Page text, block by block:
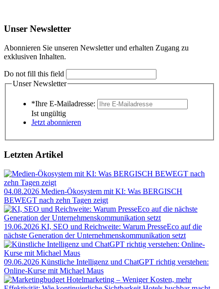
Unser Newsletter
Abonnieren Sie unseren Newsletter und erhalten Zugang zu
exklusiven Inhalten.
Do not fill this field
Unser Newsletter
*Ihre E-Mailadresse:
Ist ungültig
Jetzt abonnieren
Letzten Artikel
04.08.2026 Medien-Ökosystem mit KI: Was BERGISCH
BEWEGT nach zehn Tagen zeigt
19.06.2026 KI, SEO und Reichweite: Warum PresseEco auf die
nächste Generation der Unternehmenskommunikation setzt
09.06.2026 Künstliche Intelligenz und ChatGPT richtig verstehen:
Online-Kurse mit Michael Maus